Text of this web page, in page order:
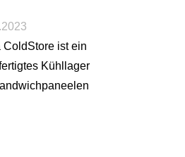
ColdStore ist ein
Kühllager